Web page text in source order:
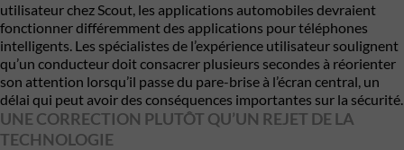
utilisateur chez Scout, les applications automobiles devraient
fonctionner différemment des applications pour téléphones
intelligents. Les spécialistes de l’expérience utilisateur soulignent
qu’un conducteur doit consacrer plusieurs secondes à réorienter
son attention lorsqu’il passe du pare-brise à l’écran central, un
délai qui peut avoir des conséquences importantes sur la sécurité.
UNE CORRECTION PLUTÔT QU’UN REJET DE LA
TECHNOLOGIE